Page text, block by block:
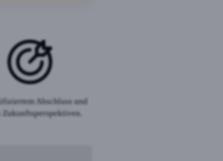
Abschluss und
Zukunftsperspektiven.